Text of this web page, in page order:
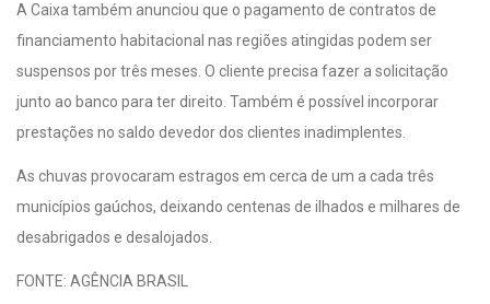
A Caixa também anunciou que o pagamento de contratos de
financiamento habitacional nas regiões atingidas podem ser
suspensos por três meses. O cliente precisa fazer a solicitação
junto ao banco para ter direito. Também é possível incorporar
prestações no saldo devedor dos clientes inadimplentes.
As chuvas provocaram estragos em cerca de um a cada três
municípios gaúchos, deixando centenas de ilhados e milhares de
desabrigados e desalojados.
FONTE: AGÊNCIA BRASIL